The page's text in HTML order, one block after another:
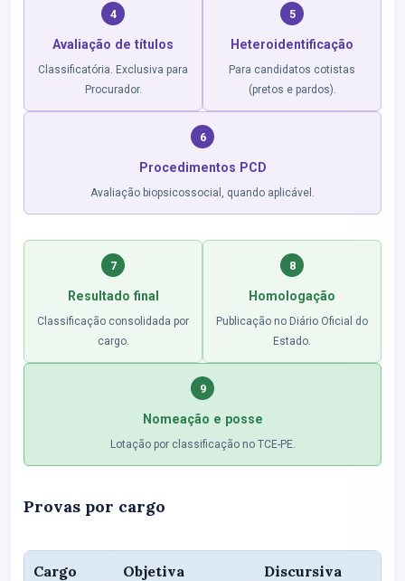
4
Avaliação de títulos
Classificatória. Exclusiva para
Procurador.
5
Heteroidentificação
Para candidatos cotistas
(pretos e pardos).
6
Procedimentos PCD
Avaliação biopsicossocial, quando aplicável.
7
Resultado final
Classificação consolidada por
cargo.
8
Homologação
Publicação no Diário Oficial do
Estado.
9
Nomeação e posse
Lotação por classificação no TCE-PE.
Provas por cargo
Cargo Objetiva Discursiva